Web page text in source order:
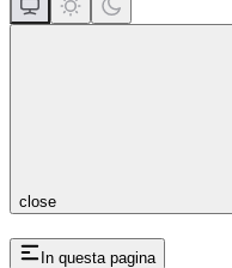
close
In questa pagina